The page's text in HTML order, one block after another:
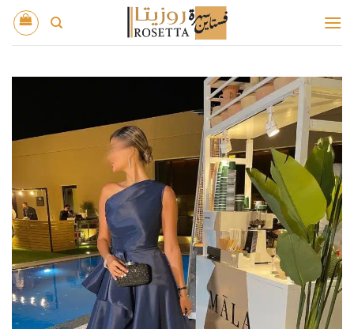
للمحتوى